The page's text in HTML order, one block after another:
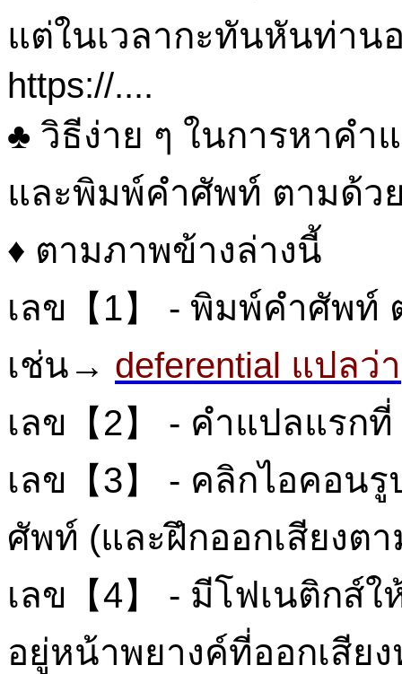
แต่ในเวลากะทันหันท่าน
https://....
♣ วิธีง่าย ๆ ในการหาคำ
และพิมพ์คำศัพท์ ตามด้ว
♦ ตามภาพข้างล่างนี้
เลข【1】 - พิมพ์คำศัพท์
เช่น→ deferential แปลว่า
เลข【2】 - คำแปลแรกที่
เลข【3】 - คลิกไอคอน
ศัพท์ (และฝึกออกเสียงต
เลข【4】 - มีโฟเนติกส์
อยู่หน้าพยางค์ที่ออกเสีย